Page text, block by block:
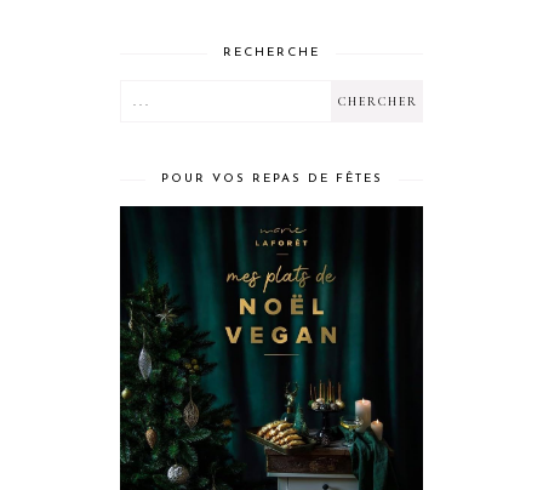
RECHERCHE
POUR VOS REPAS DE FÊTES